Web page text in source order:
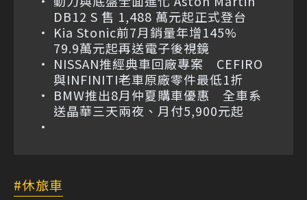
DB12 S 售 1,488 萬元起正式登台
Kia Stonic前7月銷量年增145%
79.9萬元起再送電子後視鏡
NISSAN推經典車回廠專案 CEFIRO
與INFINITI老車原廠零件最低1折
BMW推出8月仲夏購車優惠 全車系
送晶華三天兩夜、月付5,900元起
休旅車